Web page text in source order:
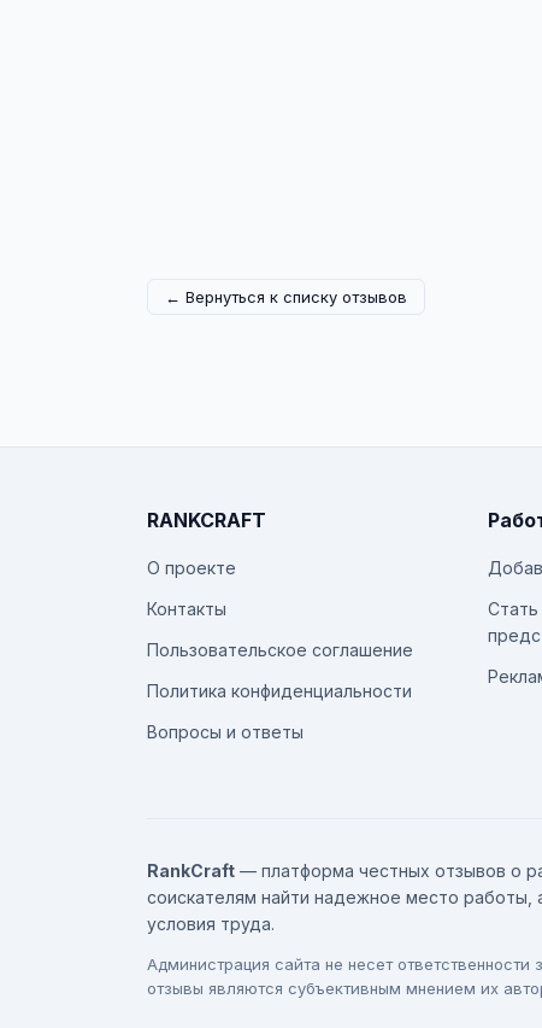
← Вернуться к списку отзывов
RANKCRAFT
О проекте
Контакты
Пользовательское соглашение
Политика конфиденциальности
Вопросы и ответы
RankCraft — платформа честных отзывов о
соискателям найти надежное место работы,
условия труда.
Администрация сайта не несет
отзывы являются субъективным мнением их